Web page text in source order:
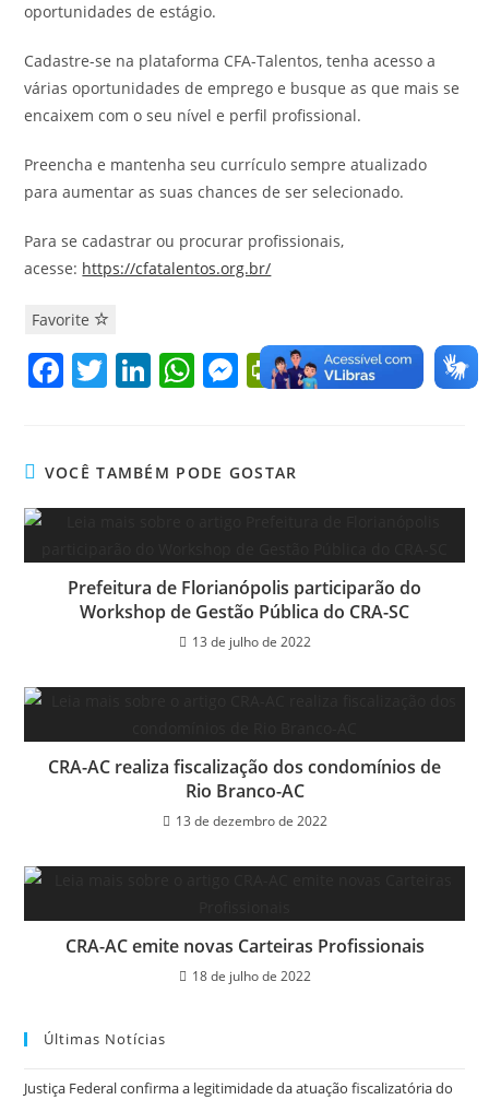
oportunidades de estágio.
Cadastre-se na plataforma CFA-Talentos, tenha acesso a
várias oportunidades de emprego e busque as que mais se
encaixem com o seu nível e perfil profissional.
Preencha e mantenha seu currículo sempre atualizado
para aumentar as suas chances de ser selecionado.
Para se cadastrar ou procurar profissionais,
acesse: https://cfatalentos.org.br/
Favorite
F
e
b
o
k
T
er
Li
e
dI
W
s
A
p
M
e
n
er
Pr
in
ri
e
dl
y
VOCÊ TAMBÉM PODE GOSTAR
Prefeitura de Florianópolis participarão do
Workshop de Gestão Pública do CRA-SC
13 de julho de 2022
CRA-AC realiza fiscalização dos condomínios de
Rio Branco-AC
13 de dezembro de 2022
CRA-AC emite novas Carteiras Profissionais
18 de julho de 2022
Últimas Notícias
Justiça Federal confirma a legitimidade da atuação fiscalizatória do